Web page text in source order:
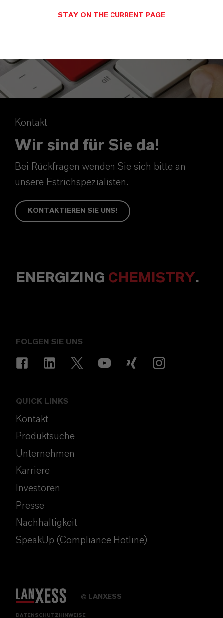
Kontakt
Wir sind für Sie da!
Bei Rückfragen wenden Sie sich bitte an
unsere Estrichspezialisten.
KONTAKTIEREN SIE UNS!
ENERGIZING CHEMISTRY.
FOLGEN SIE UNS
QUICK LINKS
Kontakt
Produktsuche
Unternehmen
Karriere
Investoren
Presse
Nachhaltigkeit
SpeakUp (Compliance Hotline)
© LANXESS
DATENSCHUTZHINWEISE
STAY ON THE CURRENT PAGE